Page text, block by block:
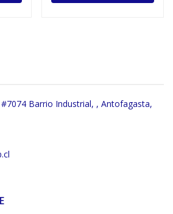
Barrio Industrial, , Antofagasta,